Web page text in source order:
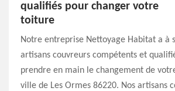
qualifiés pour changer votre
toiture
Notre entreprise Nettoyage Habitat a à
artisans couvreurs compétents et
prendre en main le changement de
ville de Les Ormes 86220. Nos artisans